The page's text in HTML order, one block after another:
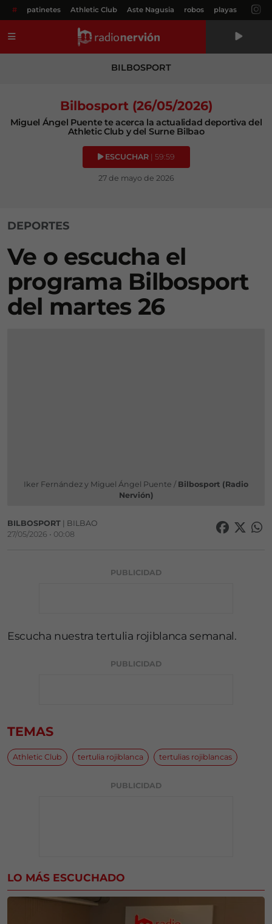
# patinetes Athletic Club Aste Nagusia robos playas
BILBOSPORT
Bilbosport (26/05/2026)
Miguel Ángel Puente te acerca la actualidad deportiva del
Athletic Club y del Surne Bilbao
ESCUCHAR | 59:59
27 de mayo de 2026
DEPORTES
Ve o escucha el
programa Bilbosport
del martes 26
Iker Fernández y Miguel Ángel Puente / Bilbosport (Radio
Nervión)
BILBOSPORT | BILBAO
27/05/2026 • 00:08
PUBLICIDAD
Escucha nuestra tertulia rojiblanca semanal.
PUBLICIDAD
TEMAS
Athletic Club tertulia rojiblanca tertulias rojiblancas
PUBLICIDAD
LO MÁS ESCUCHADO